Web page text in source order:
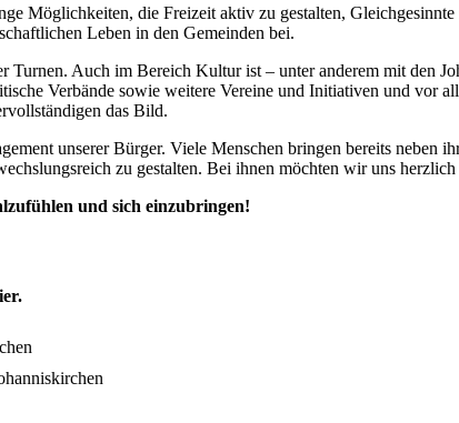
Möglichkeiten, die Freizeit aktiv zu gestalten,
Leben in den Gemeinden bei.
Auch im Bereich Kultur ist – unter anderem mit den
Verbände sowie weitere Vereine und Initiativen und vor
das Bild.
unserer Bürger. Viele Menschen bringen bereits neben
zu gestalten. Bei ihnen möchten wir uns herzlich
und sich einzubringen!